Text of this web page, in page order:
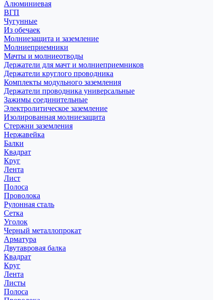
Алюминиевая
ВГП
Чугунные
Из обечаек
Молниезащита и заземление
Молниеприемники
Мачты и молниеотводы
Держатели для мачт и молниеприемников
Держатели круглого проводника
Комплекты модульного заземления
Держатели проводника универсальные
Зажимы соединительные
Электролитическое заземление
Изолированная молниезащита
Стержни заземления
Нержавейка
Балки
Квадрат
Круг
Лента
Лист
Полоса
Проволока
Рулонная сталь
Сетка
Уголок
Черный металлопрокат
Арматура
Двутавровая балка
Квадрат
Круг
Лента
Листы
Полоса